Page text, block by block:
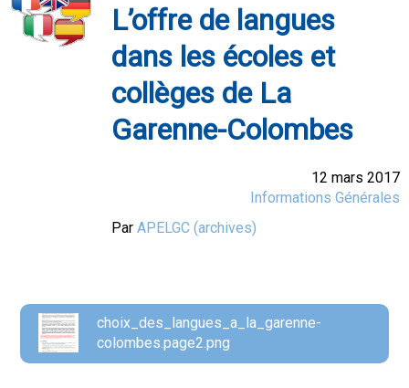
L’offre de langues
dans les écoles et
collèges de La
Garenne-Colombes
12 mars 2017
Informations Générales
Par APELGC (archives)
choix_des_langues_a_la_garenne-
colombes.page2.png